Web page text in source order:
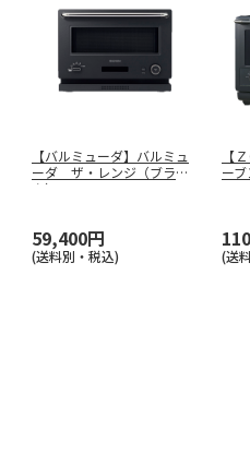
【バルミューダ】バルミュ
ーダ ザ・レンジ（ブラッ
ク） Ｋ０
59,400円
(送料別・税込)
【
ー
Ｎ
(送